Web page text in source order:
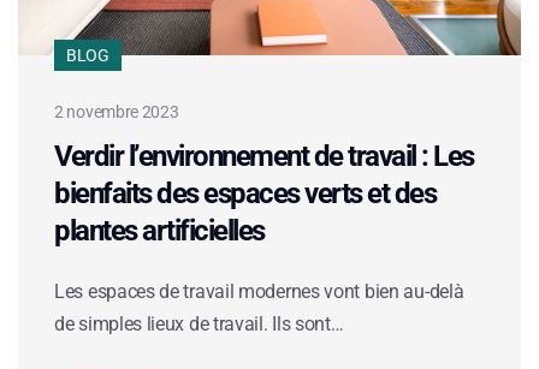
BLOG
2 novembre 2023
Verdir l’environnement de travail : Les
bienfaits des espaces verts et des
plantes artificielles
Les espaces de travail modernes vont bien au-delà
de simples lieux de travail. Ils sont…